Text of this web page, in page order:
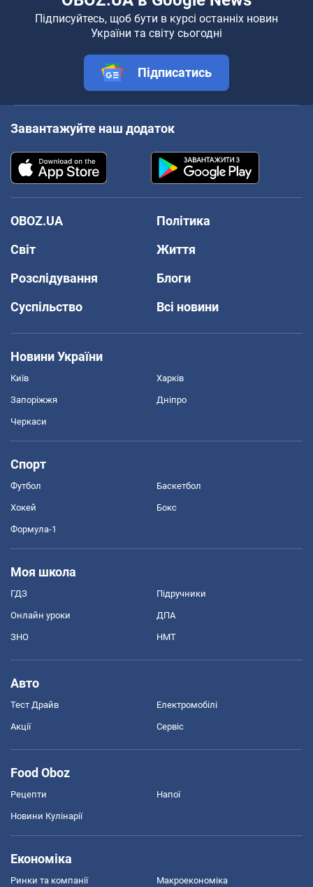
Підписуйтесь, щоб бути в курсі останніх новин
України та світу сьогодні
Підписатись
Завантажуйте наш додаток
OBOZ.UA
Політика
Світ
Життя
Розслідування
Блоги
Суспільство
Всі новини
Новини України
Київ Харків
Запоріжжя Дніпро
Черкаси
Спорт
Футбол Баскетбол
Хокей Бокс
Формула-1
Моя школа
ГДЗ Підручники
Онлайн уроки ДПА
ЗНО НМТ
Авто
Тест Драйв Електромобілі
Акції Сервіс
Food Oboz
Рецепти Напої
Новини Кулінарії
Економіка
Ринки та компанії Макроекономіка